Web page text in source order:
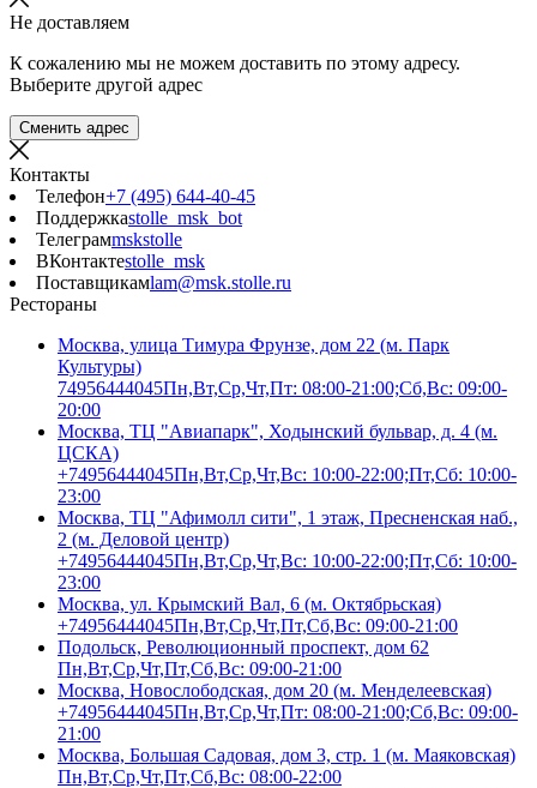
Не доставляем
К сожалению мы не можем доставить по этому адресу.
Выберите другой адрес
Сменить адрес
Контакты
Телефон+7 (495) 644-40-45
Поддержкаstolle_msk_bot
Телеграмmskstolle
ВКонтактеstolle_msk
Поставщикамlam@msk.stolle.ru
Рестораны
Москва, улица Тимура Фрунзе, дом 22 (м. Парк
Культуры)
74956444045Пн,Вт,Ср,Чт,Пт: 08:00-21:00;Сб,Вс: 09:00-
20:00
Москва, ТЦ "Авиапарк", Ходынский бульвар, д. 4 (м.
ЦСКА)
+74956444045Пн,Вт,Ср,Чт,Вс: 10:00-22:00;Пт,Сб: 10:00-
23:00
Москва, ТЦ "Афимолл сити", 1 этаж, Пресненская наб.,
2 (м. Деловой центр)
+74956444045Пн,Вт,Ср,Чт,Вс: 10:00-22:00;Пт,Сб: 10:00-
23:00
Москва, ул. Крымский Вал, 6 (м. Октябрьская)
+74956444045Пн,Вт,Ср,Чт,Пт,Сб,Вс: 09:00-21:00
Подольск, Революционный проспект, дом 62
Пн,Вт,Ср,Чт,Пт,Сб,Вс: 09:00-21:00
Москва, Новослободская, дом 20 (м. Менделеевская)
+74956444045Пн,Вт,Ср,Чт,Пт: 08:00-21:00;Сб,Вс: 09:00-
21:00
Москва, Большая Садовая, дом 3, стр. 1 (м. Маяковская)
Пн,Вт,Ср,Чт,Пт,Сб,Вс: 08:00-22:00